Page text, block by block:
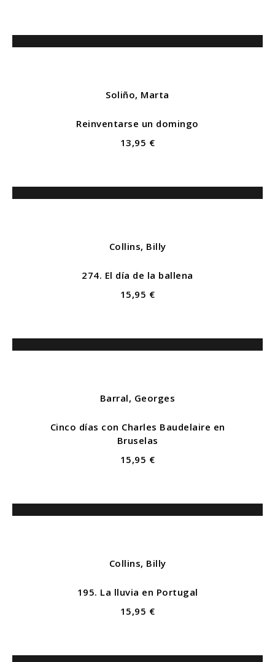
Soliño, Marta
Reinventarse un domingo
13,95 €
Collins, Billy
274. El día de la ballena
15,95 €
Barral, Georges
Cinco días con Charles Baudelaire en
Bruselas
15,95 €
Collins, Billy
195. La lluvia en Portugal
15,95 €